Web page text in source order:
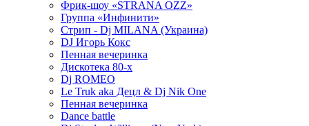
Фрик-шоу «STRANA OZZ»
Группа «Инфинити»
Стрип - Dj MILANA (Украина)
DJ Игорь Кокс
Пенная вечеринка
Дискотека 80-х
Dj ROMEO
Le Truk aka Децл & Dj Nik One
Пенная вечеринка
Dance battle